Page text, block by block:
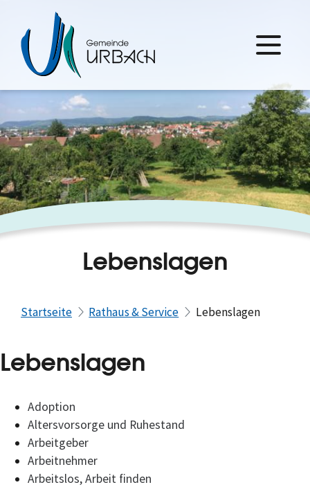
Lebenslagen
Startseite Rathaus & Service Lebenslagen
Lebenslagen
Adoption
Altersvorsorge und Ruhestand
Arbeitgeber
Arbeitnehmer
Arbeitslos, Arbeit finden